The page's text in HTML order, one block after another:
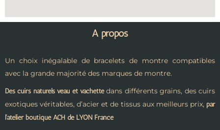
A propos
Un choix inégalable de bracelets de montre compatibles
avec la grande majorité des marques de montre.
Des cuirs naturels veau et vachettedans différents grains, des cuirs
exotiques véritables, d’acier et de tissus aux meilleurs prix, par
l’atelier boutique ACH de LYON France